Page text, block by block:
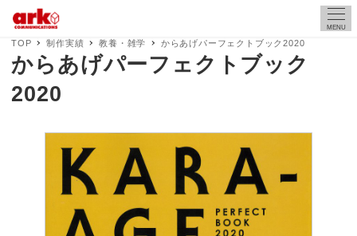
MENU
TOP 制作実績 教養・雑学 からあげパーフェクトブック2020
からあげパーフェクトブック
2020